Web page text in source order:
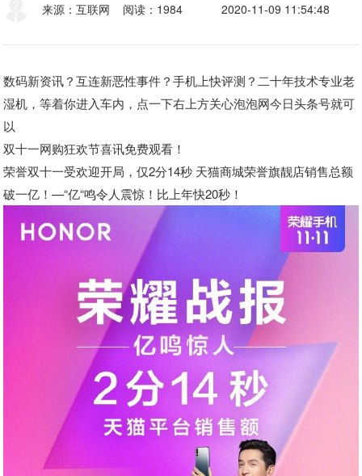
来源：互联网 阅读：1984 2020-11-09 11:54:48
数码新资讯？互连新恶性事件？手机上快评测？二十年技术专业老
湿机，等着你进入车内，点一下右上方关心泡泡网今日头条号就可
以
双十一网购狂欢节喜讯免费观看！
荣誉双十一受欢迎开局，仅2分14秒 天猫商城荣誉旗靓店销售总额
破一亿！—“亿“鸣令人震惊！比上年快20秒！